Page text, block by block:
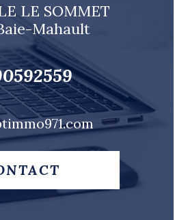
LE SOMMET
Mahault